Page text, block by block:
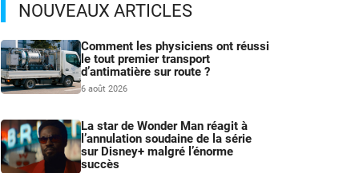
NOUVEAUX ARTICLES
Comment les physiciens ont réussi
le tout premier transport
d’antimatière sur route ?
6 août 2026
La star de Wonder Man réagit à
l’annulation soudaine de la série
sur Disney+ malgré l’énorme
succès